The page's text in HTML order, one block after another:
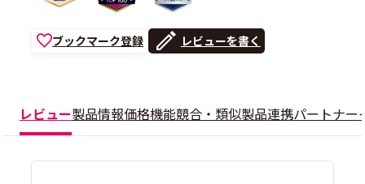
ブックマーク登録 レビューを書く
レビュー製品情報価格機能競合・類似製品連携パートナー